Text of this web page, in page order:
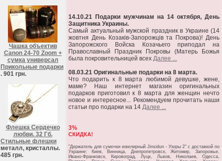
Чашка объектив
Canon 24-70 Zoom +
сумка универсал
Прикольные подарки
. 901 грн.
Флешка Сердечко
любви. 32 Гб.
Стильные флешки
металл, кристаллы.
485 грн.
14.10.21 Подарки мужчинам на 14 октября, День
Защитника Украины.
Самый актуальный мужской праздник в Украине (14
жовтня День Козаків-Запорожців та Покрова)! День
Запорожского Войска Козачьего приподал на
Православный Праздник Покровы (Матерь Божья
была покровительницей всех Далее ...
08.03.21 Оригинальные подарки на 8 марта.
Что подарить к 8 марта любимой девушке, жене,
маме? Наш интернет магазин оригинальных
подарков приготовил к 8 марта для женщин нечто
новое и интересное... Рекомендуем прочитать наши
статьи про подарки на 14 Далее ...
3%
СКИДКА!
"Держатель для сумочки ювелирный Jinsidun - Узоры 2" c доставкой по
Украине: Киев, Винница, Днепропетровск, Житомир, Запорожье,
Ивано-Франковск, Кировоград, Луцк, Львов, Николаев, Одесса,